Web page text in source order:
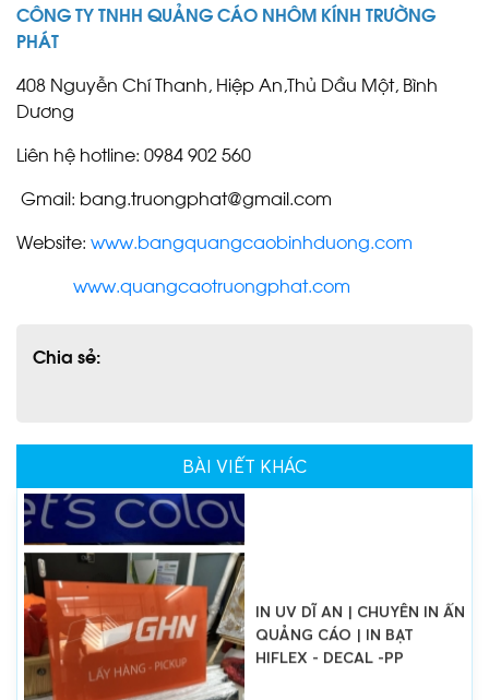
BÀI VIẾT KHÁC
QUẢNG CÁO BÌNH DƯƠNG
QUẢNG CÁO
HIFLEX - DECAL -PP
CÔNG TY TNHH QUẢNG CÁO NHÔM KÍNH TRƯỜNG
PHÁT
408 Nguyễn Chí Thanh, Hiệp An,Thủ Dầu Một, Bình
Dương
Liên hệ hotline: 0984 902 560
Gmail: bang.truongphat@gmail.com
Website: www.bangquangcaobinhduong.com
www.quangcaotruongphat.com
Chia sẻ: